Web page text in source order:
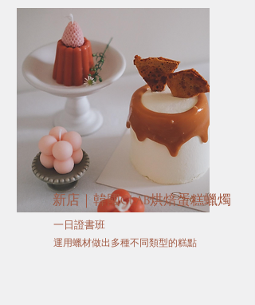
新店｜韓國CLAB烘焙蛋糕蠟燭
​一日證書班
運用蠟材做出多種不同類型的糕點